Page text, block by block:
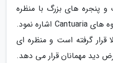
های بزرگ با منظره
عالی از جنگل های بارانی و کوه های Cantuaria اشاره نمود.
قرار گرفته است و منظره ای